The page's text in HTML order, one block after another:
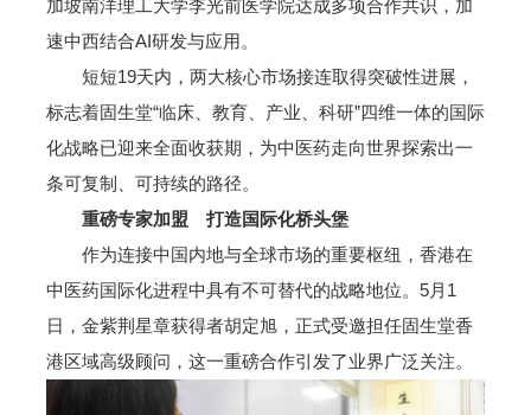
加坡南洋理工大学李光前医学院达成多项合作共识，加
速中西结合AI研发与应用。
短短19天内，两大核心市场接连取得突破性进展，
标志着固生堂“临床、教育、产业、科研”四维一体的国际
化战略已迎来全面收获期，为中医药走向世界探索出一
条可复制、可持续的路径。
重磅专家加盟 打造国际化桥头堡
作为连接中国内地与全球市场的重要枢纽，香港在
中医药国际化进程中具有不可替代的战略地位。5月1
日，金紫荆星章获得者胡定旭，正式受邀担任固生堂香
港区域高级顾问，这一重磅合作引发了业界广泛关注。